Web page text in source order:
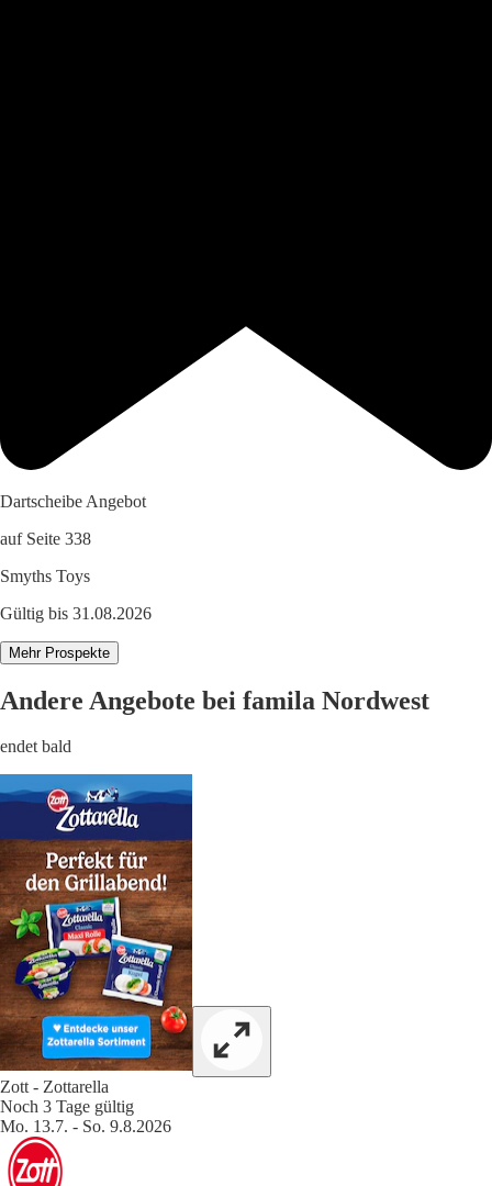
Dartscheibe Angebot
auf Seite 338
Smyths Toys
Gültig bis 31.08.2026
Mehr Prospekte
Andere Angebote bei famila Nordwest
endet bald
Zott - Zottarella
Noch 3 Tage gültig
Mo. 13.7. - So. 9.8.2026